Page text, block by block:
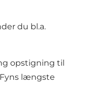
du bl.a.
opstigning til
længste